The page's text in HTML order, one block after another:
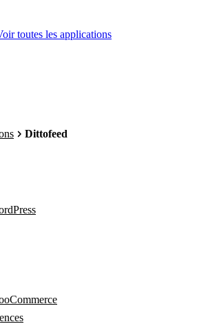
toutes les applications
Dittofeed